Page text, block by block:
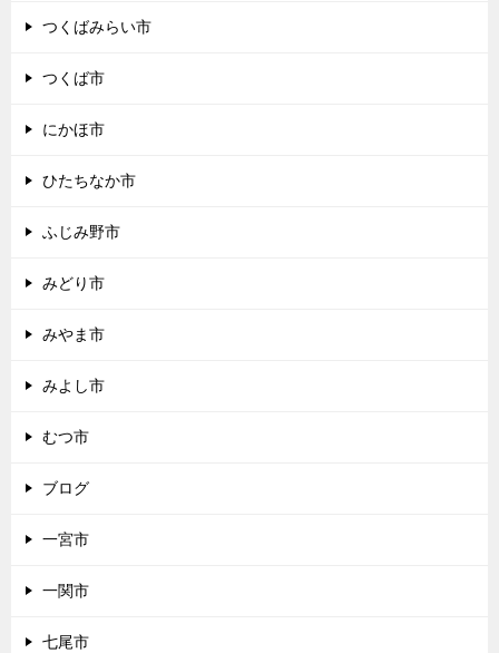
つくばみらい市
つくば市
にかほ市
ひたちなか市
ふじみ野市
みどり市
みやま市
みよし市
むつ市
ブログ
一宮市
一関市
七尾市